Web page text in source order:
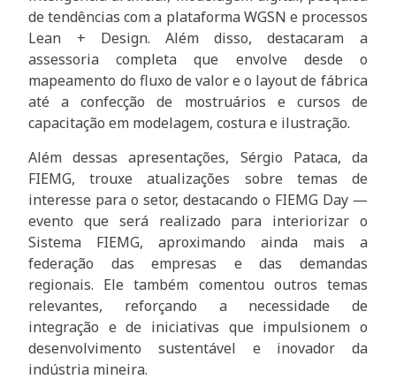
de tendências com a plataforma WGSN e processos
Lean + Design. Além disso, destacaram a
assessoria completa que envolve desde o
mapeamento do fluxo de valor e o layout de fábrica
até a confecção de mostruários e cursos de
capacitação em modelagem, costura e ilustração.
Além dessas apresentações, Sérgio Pataca, da
FIEMG, trouxe atualizações sobre temas de
interesse para o setor, destacando o FIEMG Day —
evento que será realizado para interiorizar o
Sistema FIEMG, aproximando ainda mais a
federação das empresas e das demandas
regionais. Ele também comentou outros temas
relevantes, reforçando a necessidade de
integração e de iniciativas que impulsionem o
desenvolvimento sustentável e inovador da
indústria mineira.